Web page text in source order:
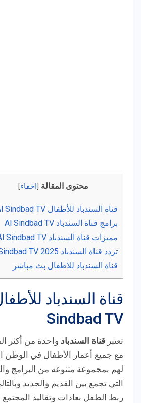
محتوى المقالة اخفاء
قناة السندباد للأطفال Al Sindbad TV
برامج قناة السندباد Al Sindbad TV
مميزات قناة السندباد Al Sindbad TV
تردد قناة السندباد Al Sindbad TV 2025
قناة السندباد للاطفال بث مباشر
Sindbad TV
تعتبر قناة السندباد واحدة من أكثر
مع جميع أعمار الأطفال في الوطن
لهم بمجموعة متنوعة من البرامج
التي تجمع بين القديم والجديد
ربط الطفل بعادات وتقاليد المجتمع